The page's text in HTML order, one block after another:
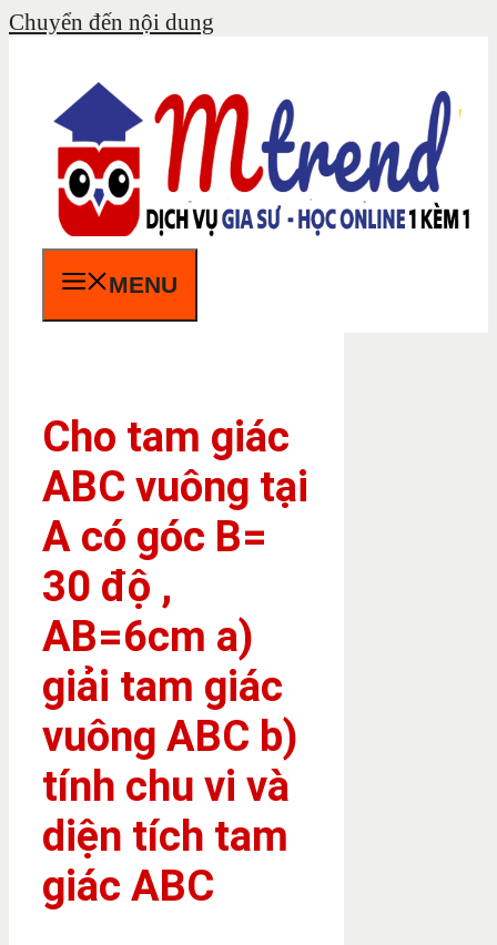
Chuyển đến nội dung
MENU
Cho tam giác
ABC vuông tại
A có góc B=
30 độ ,
AB=6cm a)
giải tam giác
vuông ABC b)
tính chu vi và
diện tích tam
giác ABC